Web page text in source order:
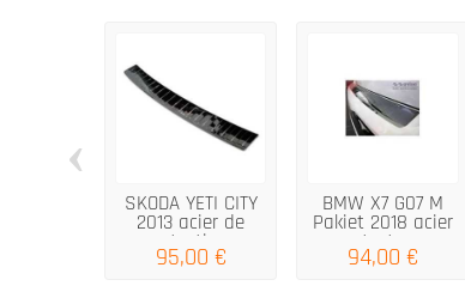
SKODA YETI CITY
2013 acier de
protection...
95,00 €
BMW X7 G07 M
Pakiet 2018 acier
protecteur...
94,00 €
‹